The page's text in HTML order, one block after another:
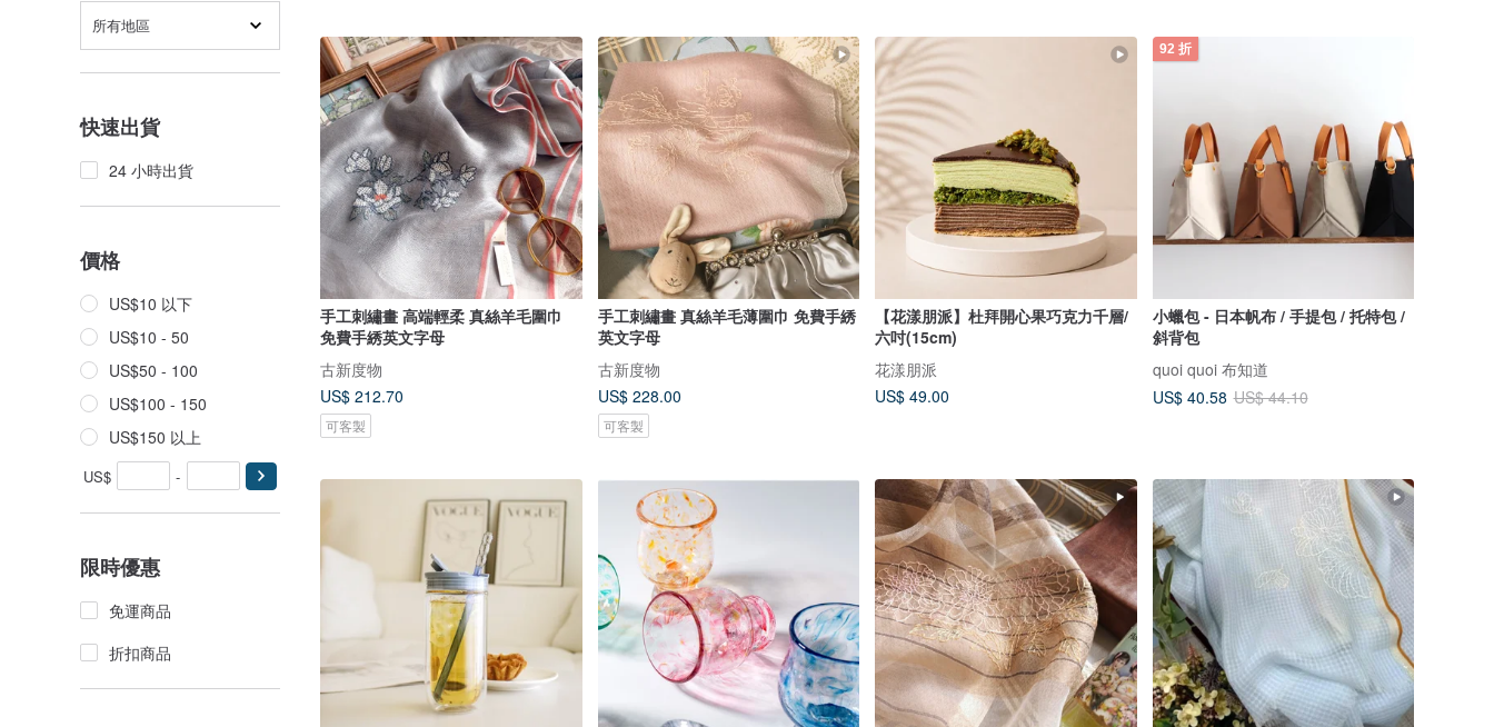
所有地區
快速出貨
24 小時出貨
價格
US$10 以下
US$10 - 50
US$50 - 100
US$100 - 150
US$150 以上
US$ -
限時優惠
免運商品
折扣商品
手工刺繡畫 高端輕柔 真絲羊毛圍巾
免費手綉英文字母
古新度物
US$ 212.70
可客製
手工刺繡畫 真絲羊毛薄圍巾 免費手綉
英文字母
古新度物
US$ 228.00
可客製
【花漾朋派】杜拜開心果巧克力千層/
六吋(15cm)
花漾朋派
US$ 49.00
92 折
小蠟包 - 日本帆布 / 手提包 / 托特包 /
斜背包
quoi quoi 布知道
US$ 40.58 US$ 44.10